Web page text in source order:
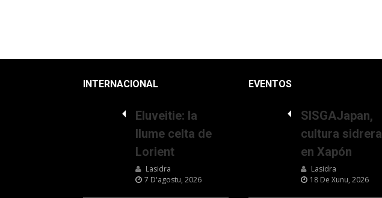
INTERNACIONAL
Eluveitie: la
llume celta de
Lorient
Lasidra
7 D'agostu, 2026
EVENTOS
SISGAJapan,
cultura sidrera
en Xapón
Lasidra
18 De Xunu, 2026